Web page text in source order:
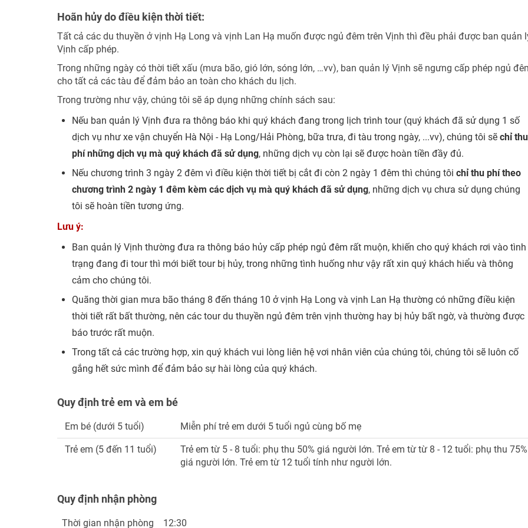
Hoãn hủy do điều kiện thời tiết:
Tất cả các du thuyền ở vịnh Hạ Long và vịnh Lan Hạ muốn được ngủ đêm trên Vịnh thì đều phải được ban quản
Vịnh cấp phép.
Trong những ngày có thời tiết xấu (mưa bão, gió lớn, sóng lớn, …vv), ban quản lý Vịnh sẽ ngưng cấp phép ngủ
cho tất cả các tàu để đảm bảo an toàn cho khách du lịch.
Trong trường như vậy, chúng tôi sẽ áp dụng những chính sách sau:
Nếu ban quản lý Vịnh đưa ra thông báo khi quý khách đang trong lịch trình tour (quý khách đã sử dụng 1 số
dịch vụ như xe vận chuyển Hà Nội - Hạ Long/Hải Phòng, bữa trưa, đi tàu trong ngày, ...vv), chúng tôi sẽ chỉ thu
phí những dịch vụ mà quý khách đã sử dụng, những dịch vụ còn lại sẽ được hoàn tiền đầy đủ.
Nếu chương trình 3 ngày 2 đêm vì điều kiện thời tiết bị cắt đi còn 2 ngày 1 đêm thì chúng tôi chỉ thu phí theo
chương trình 2 ngày 1 đêm kèm các dịch vụ mà quý khách đã sử dụng, những dịch vụ chưa sử dụng chúng
tôi sẽ hoàn tiền tương ứng.
Lưu ý:
Ban quản lý Vịnh thường đưa ra thông báo hủy cấp phép ngủ đêm rất muộn, khiến cho quý khách rơi vào tình
trạng đang đi tour thì mới biết tour bị hủy, trong những tình huống như vậy rất xin quý khách hiểu và thông
cảm cho chúng tôi.
Quãng thời gian mưa bão tháng 8 đến tháng 10 ở vịnh Hạ Long và vịnh Lan Hạ thường có những điều kiện
thời tiết rất bất thường, nên các tour du thuyền ngủ đêm trên vịnh thường hay bị hủy bất ngờ, và thường được
báo trước rất muộn.
Trong tất cả các trường hợp, xin quý khách vui lòng liên hệ vơi nhân viên của chúng tôi, chúng tôi sẽ luôn cố
gắng hết sức mình để đảm bảo sự hài lòng của quý khách.
Quy định trẻ em và em bé
Em bé (dưới 5 tuổi) Miễn phí trẻ em dưới 5 tuổi ngủ cùng bố mẹ
Trẻ em (5 đến 11 tuổi)
Trẻ em từ 5 - 8 tuổi: phụ thu 50% giá người lớn. Trẻ em từ từ 8 - 12 tuổi: phụ thu 75%
giá người lớn. Trẻ em từ 12 tuổi tính như người lớn.
Quy định nhận phòng
Thời gian nhận phòng 12:30